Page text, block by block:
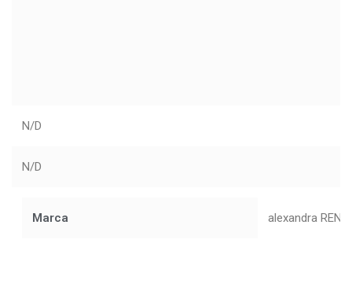
N/D
N/D
Marca alexandra